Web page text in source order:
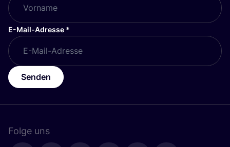
E-Mail-Adresse *
Senden
Folge uns